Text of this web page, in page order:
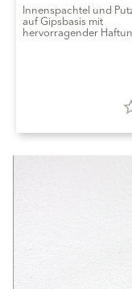
Innenspachtel und
auf Gipsbasis mit
hervorragender